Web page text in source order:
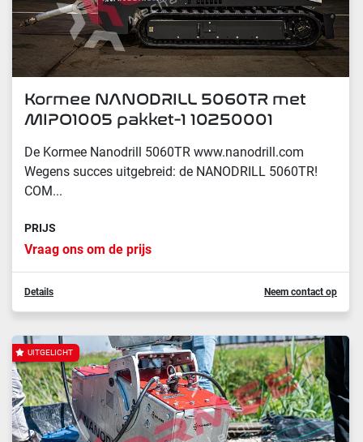
Kormee NANODRILL 5060TR met
MIPO1005 pakket-1 10250001
De Kormee Nanodrill 5060TR www.nanodrill.com
Wegens succes uitgebreid: de NANODRILL 5060TR!
COM...
PRIJS
Vraag ons om de prijs
Details Neem contact op
UITGELICHT